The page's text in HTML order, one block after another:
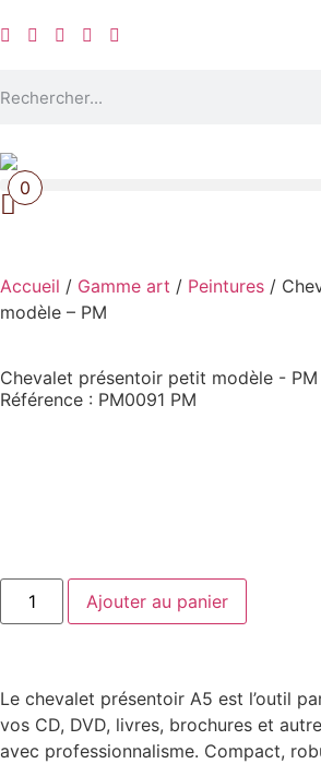
0
Accueil / Gamme art / Peintures /
modèle – PM
Chevalet présentoir petit modèle - PM
Référence : PM0091 PM
Ajouter au panier
Le chevalet présentoir A5 est l’outil
vos CD, DVD, livres, brochures et
avec professionnalisme. Compact,